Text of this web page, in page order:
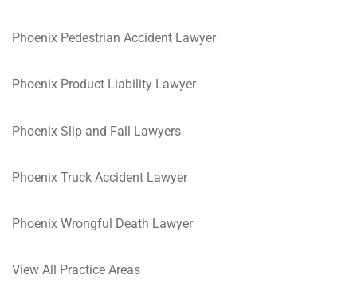
Phoenix Pedestrian Accident Lawyer
Phoenix Product Liability Lawyer
Phoenix Slip and Fall Lawyers
Phoenix Truck Accident Lawyer
Phoenix Wrongful Death Lawyer
View All Practice Areas